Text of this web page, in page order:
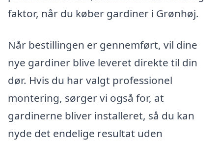
faktor, når du køber gardiner i Grønhøj.
Når bestillingen er gennemført, vil dine
nye gardiner blive leveret direkte til din
dør. Hvis du har valgt professionel
montering, sørger vi også for, at
gardinerne bliver installeret, så du kan
nyde det endelige resultat uden